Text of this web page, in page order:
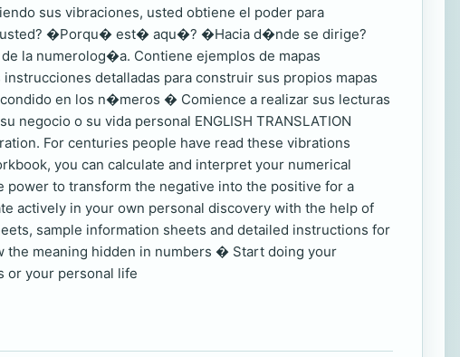
sus vibraciones, usted obtiene el poder para
usted? �Porqu� est� aqu�? �Hacia d�nde se dirige?
la numerolog�a. Contiene ejemplos de mapas
detalladas para construir sus propios mapas
en los n�meros � Comience a realizar sus lecturas
o su vida personal ENGLISH TRANSLATION
For centuries people have read these vibrations
you can calculate and interpret your numerical
power to transform the negative into the positive for a
actively in your own personal discovery with the help of
sample information sheets and detailed instructions for
meaning hidden in numbers � Start doing your
or your personal life